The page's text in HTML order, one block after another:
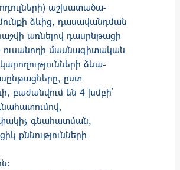
աշխատածա­
ձևից, դասավանդ­ման
առ­նե­լով դաս­ընթացի
ուսանողի մաս­նա­գի­տա­կան
ձևա­
ըստ
բաժանվում են 4 խմբի՝
գնահատման,
քննությունների